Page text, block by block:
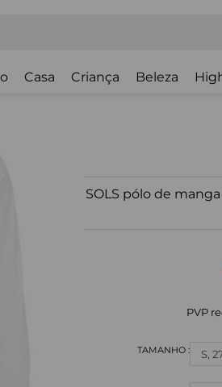
Casa Criança Beleza
SOLS pólo de
PVP
S,